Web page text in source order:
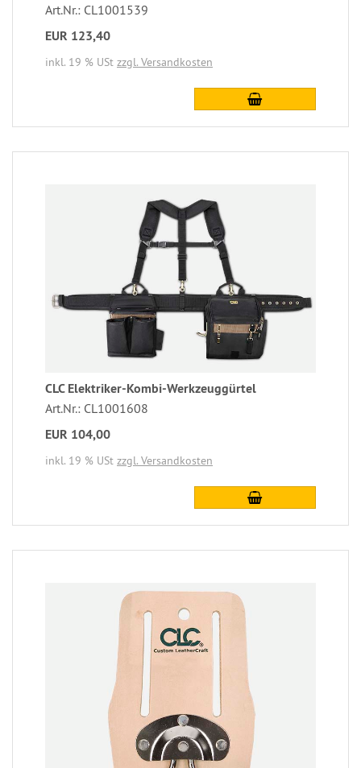
Art.Nr.: CL1001539
EUR 123,40
inkl. 19 % USt zzgl. Versandkosten
CLC Elektriker-Kombi-Werkzeuggürtel
Art.Nr.: CL1001608
EUR 104,00
inkl. 19 % USt zzgl. Versandkosten